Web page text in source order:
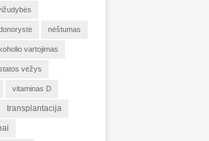
nėštumas
vartojimas
vėžys
vitaminas D
transplantacija